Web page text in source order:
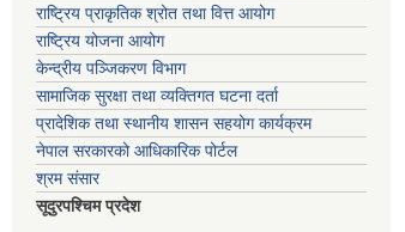
राष्ट्रिय प्राकृतिक श्रोत तथा वित्त आयोग
राष्ट्रिय योजना आयोग
केन्द्रीय पञ्जिकरण विभाग
सामाजिक सुरक्षा तथा व्यक्तिगत घटना दर्ता
प्रादेशिक तथा स्थानीय शासन सहयोग कार्यक्रम
नेपाल सरकारको आधिकारिक पोर्टल
श्रम संसार
सूदुरपश्चिम प्रदेश